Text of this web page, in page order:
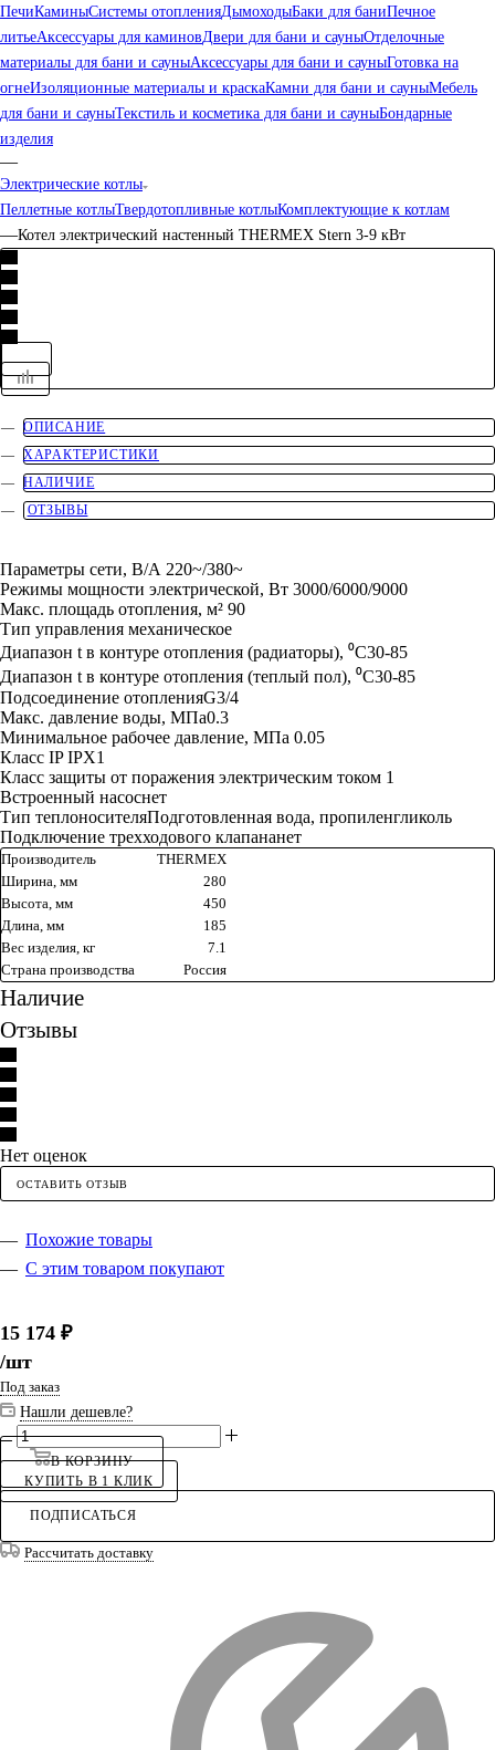
ПечиКаминыСистемы отопленияДымоходыБаки для баниПечное
литьеАксессуары для каминовДвери для бани и сауныОтделочные
материалы для бани и сауныАксессуары для бани и сауныГотовка на
огнеИзоляционные материалы и краскаКамни для бани и сауныМебель
для бани и сауныТекстиль и косметика для бани и сауныБондарные
изделия
—
Электрические котлы
Пеллетные котлыТвердотопливные котлыКомплектующие к котлам
—Котел электрический настенный THERMEX Stern 3-9 кВт
ОПИСАНИЕ
ХАРАКТЕРИСТИКИ
НАЛИЧИЕ
ОТЗЫВЫ
Параметры сети, В/А 220~/380~
Режимы мощности электрической, Вт 3000/6000/9000
Макс. площадь отопления, м² 90
Тип управления механическое
Диапазон t в контуре отопления (радиаторы), ⁰C30-85
Диапазон t в контуре отопления (теплый пол), ⁰C30-85
Подсоединение отопленияG3/4
Макс. давление воды, МПа0.3
Минимальное рабочее давление, МПа 0.05
Класс IP IPX1
Класс защиты от поражения электрическим током 1
Встроенный насоснет
Тип теплоносителяПодготовленная вода, пропиленгликоль
Подключение трехходового клапананет
Производитель
THERMEX
Ширина, мм
280
Высота, мм
450
Длина, мм
185
Вес изделия, кг
7.1
Страна производства
Россия
Наличие
Отзывы
Нет оценок
ОСТАВИТЬ ОТЗЫВ
Похожие товары
С этим товаром покупают
15 174 ₽
/шт
Под заказ
Нашли дешевле?
В КОРЗИНУ
КУПИТЬ В 1 КЛИК
ПОДПИСАТЬСЯ
Рассчитать доставку